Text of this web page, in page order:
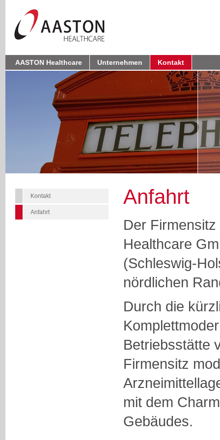
AASTON Healthcare Unternehmen Kontakt
Kontakt
Anfahrt
Anfahrt
Der
Healthcare
(Schleswig-
nördlichen
Durch die
Betriebsstätte
Firmensitz
mit dem
Gebäudes.